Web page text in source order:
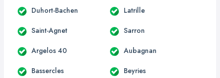
Duhort-Bachen Latrille
Saint-Agnet Sarron
Argelos 40 Aubagnan
Bassercles Beyries